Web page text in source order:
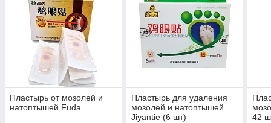
Пластырь от мозолей и
натоптышей Fuda
Пластырь для удаления
мозолей и натоптышей
Jiyantie (6 шт)
42